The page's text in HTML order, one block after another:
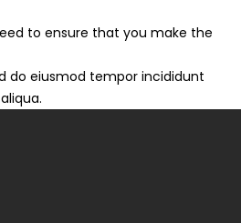
to ensure that you make the
do eiusmod tempor incididunt